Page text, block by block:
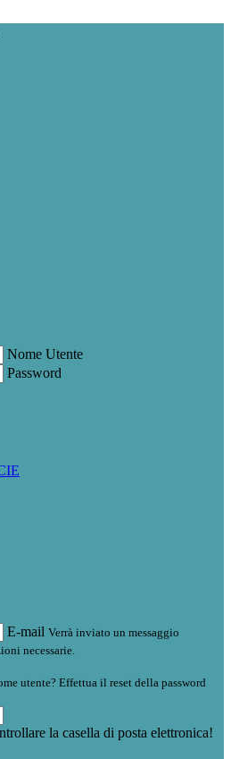
Nome Utente
Password
E-mail Verrà inviato un messaggio
necessarie.
utente? Effettua il reset della password
la casella di posta elettronica!